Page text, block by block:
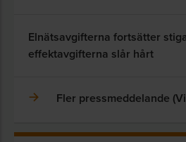
Elnätsavgifterna fortsätter
effektavgifterna slår hårt
Fler pressmeddelande